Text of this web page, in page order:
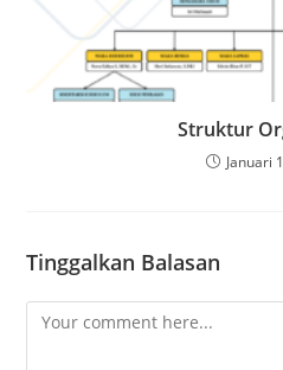
Struktur
Januari
Tinggalkan Balasan
Comment